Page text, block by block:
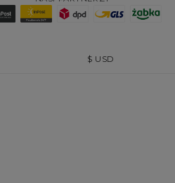
$ USD